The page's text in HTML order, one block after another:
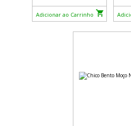
Adicionar ao Carrinho